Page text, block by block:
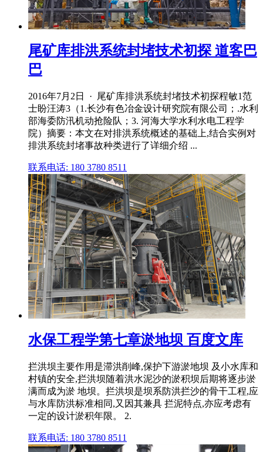
尾矿库排洪系统封堵技术初探 道客巴
巴
2016年7月2日 · 尾矿库排洪系统封堵技术初探程敏1范
士盼汪涛3（1.长沙有色冶金设计研究院有限公司；.水利
部海委防汛机动抢险队；3. 河海大学水利水电工程学
院）摘要：本文在对排洪系统概述的基础上,结合实例对
排洪系统封堵事故种类进行了详细介绍 ...
联系电话: 180 3780 8511
水保工程学第七章淤地坝 百度文库
拦洪坝主要作用是滞洪削峰,保护下游淤地坝 及小水库和
村镇的安全,拦洪坝随着洪水泥沙的淤积坝后期将逐步淤
满而成为淤 地坝。拦洪坝是坝系防洪拦沙的骨干工程,应
与水库防洪标准相同,又因其兼具 拦泥特点,亦应考虑有
一定的设计淤积年限。 2.
联系电话: 180 3780 8511